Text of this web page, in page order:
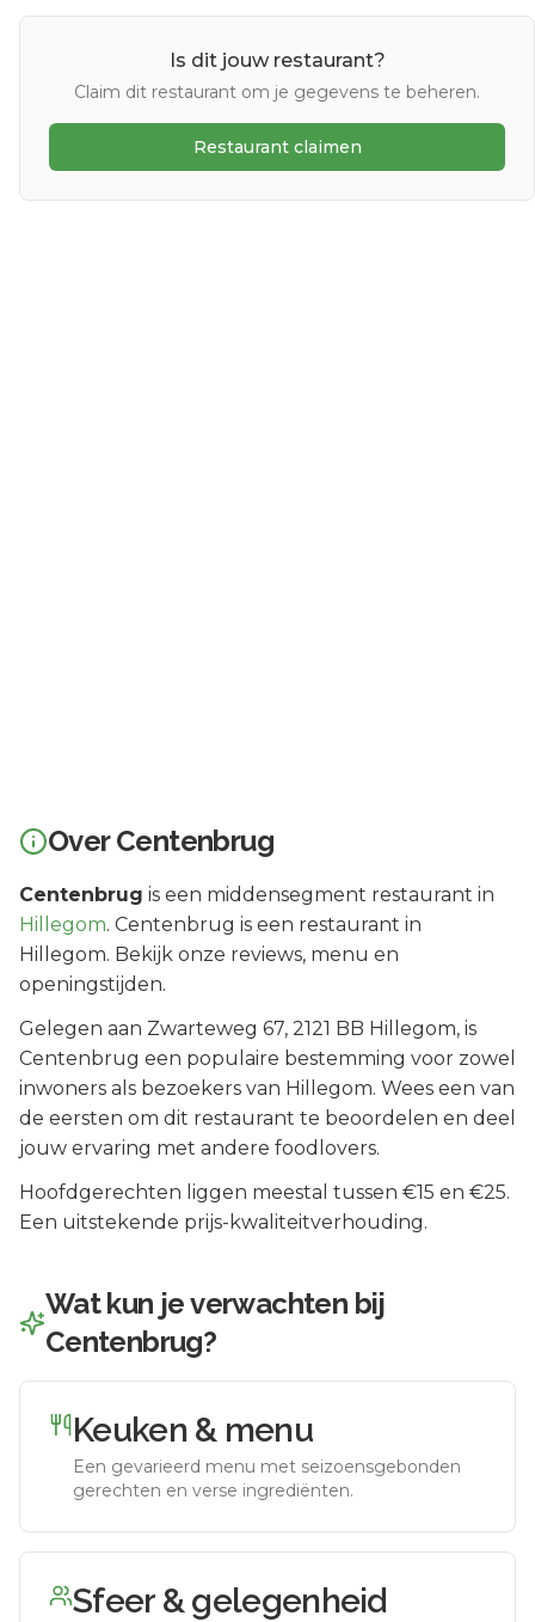
Is dit jouw restaurant?
Claim dit restaurant om je gegevens te beheren.
Restaurant claimen
OverCentenbrug
Centenbrug is een middensegment restaurant in
Hillegom. Centenbrug is een restaurant in
Hillegom. Bekijk onze reviews, menu en
openingstijden.
Gelegen aan Zwarteweg 67, 2121 BB Hillegom, is
Centenbrug een populaire bestemming voor zowel
inwoners als bezoekers van Hillegom. Wees een van
de eersten om dit restaurant te beoordelen en deel
jouw ervaring met andere foodlovers.
Hoofdgerechten liggen meestal tussen €15 en €25.
Een uitstekende prijs-kwaliteitverhouding.
Wat kun je verwachten bij
Centenbrug?
Keuken & menu
Een gevarieerd menu met seizoensgebonden
gerechten en verse ingrediënten.
Sfeer & gelegenheid